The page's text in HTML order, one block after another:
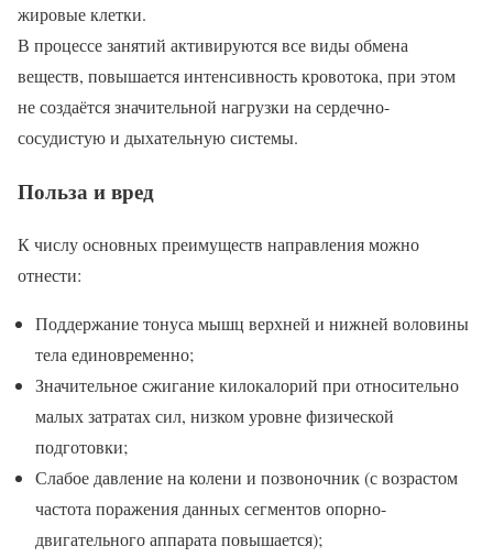
жировые клетки.
В процессе занятий активируются все виды обмена
веществ, повышается интенсивность кровотока, при этом
не создаётся значительной нагрузки на сердечно-
сосудистую и дыхательную системы.
Польза и вред
К числу основных преимуществ направления можно
отнести:
Поддержание тонуса мышц верхней и нижней воловины
тела единовременно;
Значительное сжигание килокалорий при относительно
малых затратах сил, низком уровне физической
подготовки;
Слабое давление на колени и позвоночник (с возрастом
частота поражения данных сегментов опорно-
двигательного аппарата повышается);